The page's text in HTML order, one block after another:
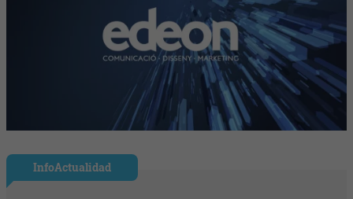
InfoActualidad